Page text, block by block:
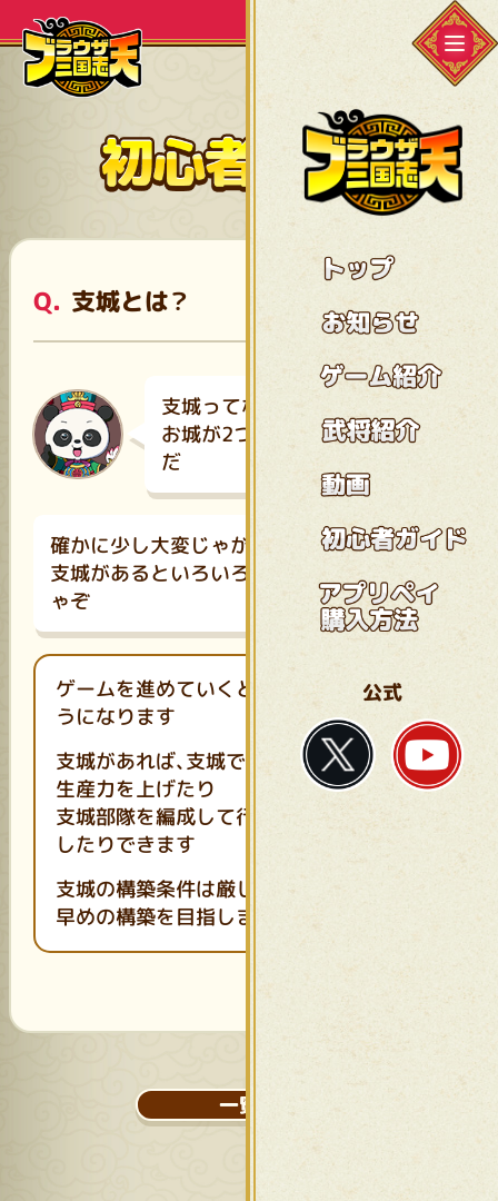
公式
支城とは？
支城ってなんなのだ？
お城が2つもあったら大変なの
だ
確かに少し大変じゃが
支城があるといろいろと便利じ
ゃぞ
ゲームを進めていくと支城を構築できるよ
うになります
支城があれば、支城で施設を建造して資源
生産力を上げたり
支城部隊を編成して行動可能な部隊を増や
したりできます
支城の構築条件は厳しいですが、なるべく
早めの構築を目指しましょう
一覧へ